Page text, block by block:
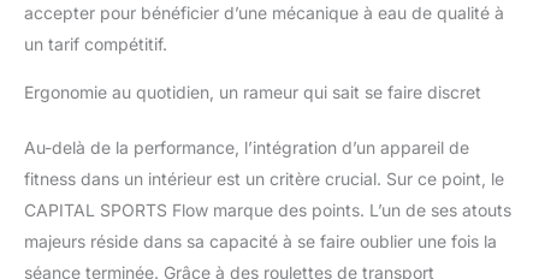
accepter pour bénéficier d’une mécanique à eau de qualité à
un tarif compétitif.
Ergonomie au quotidien, un rameur qui sait se faire discret
Au-delà de la performance, l’intégration d’un appareil de
fitness dans un intérieur est un critère crucial. Sur ce point, le
CAPITAL SPORTS Flow marque des points. L’un de ses atouts
majeurs réside dans sa capacité à se faire oublier une fois la
séance terminée. Grâce à des roulettes de transport